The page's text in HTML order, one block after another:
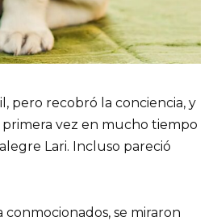
pero recobró la conciencia, y
primera vez en mucho tiempo
Lari. Incluso pareció
conmocionados, se miraron